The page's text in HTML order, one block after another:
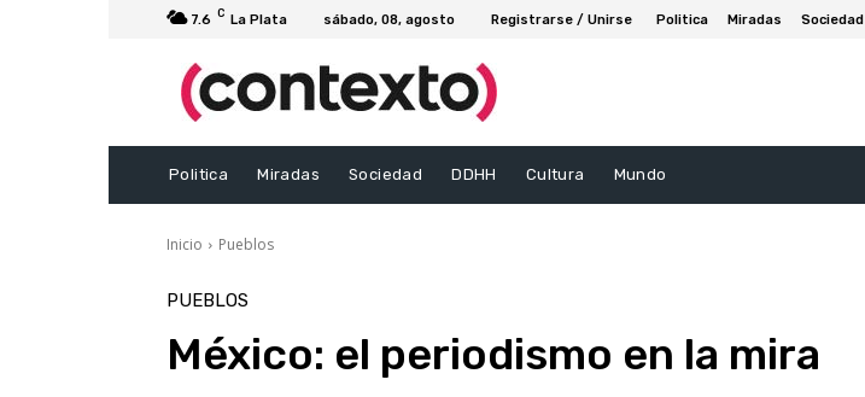
7.6 C La Plata sábado, 08, agosto Registrarse / Unirse Politica Miradas Sociedad
Politica Miradas Sociedad DDHH Cultura Mundo
Inicio Pueblos
PUEBLOS
México: el periodismo en la mira